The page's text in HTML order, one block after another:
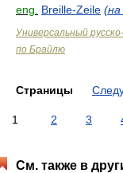
eng.
Breille-Zeile
Универсальный
по Брайлю
Страницы
1 2 3
См. также в